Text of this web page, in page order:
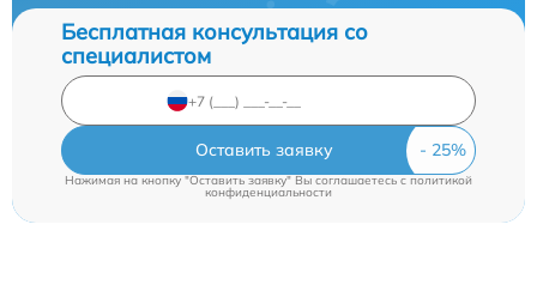
Бесплатная консультация со
специалистом
Оставить заявку
Нажимая на кнопку "Оставить заявку" Вы соглашаетесь cполитикой
конфиденциальности